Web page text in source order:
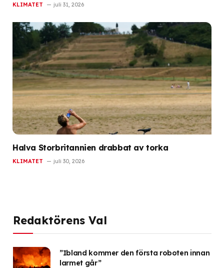
KLIMATET juli 31, 2026
Halva Storbritannien drabbat av torka
KLIMATET juli 30, 2026
Redaktörens Val
”Ibland kommer den första roboten innan
larmet går”